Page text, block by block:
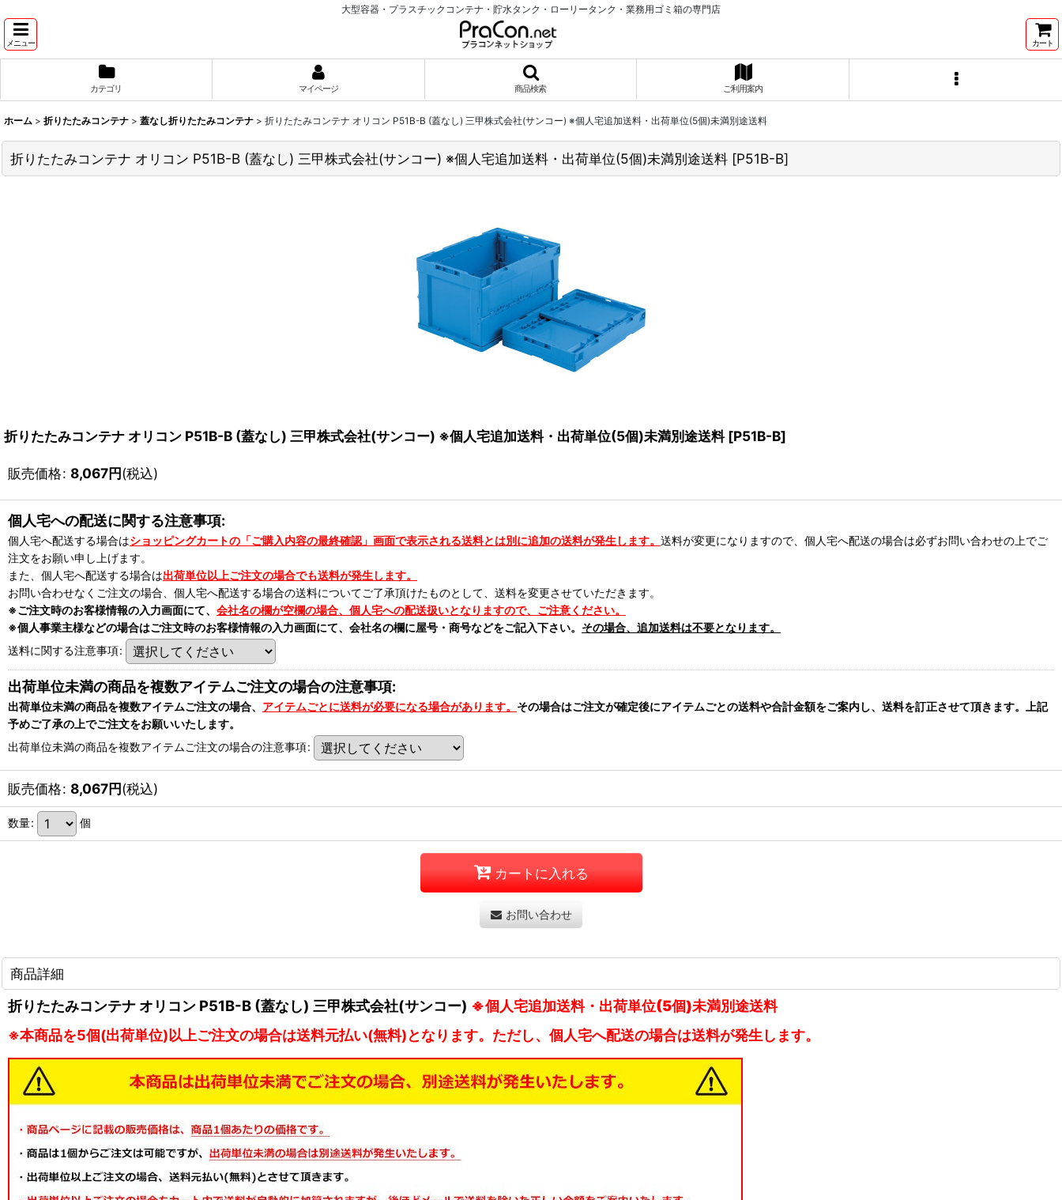
大型容器・プラスチックコンテナ・貯水タンク・ローリータンク・業務用ゴミ箱の専門店
メニュー カート
カテゴリ マイページ 商品検索 ご利用案内
ホーム > 折りたたみコンテナ > 蓋なし折りたたみコンテナ > 折りたたみコンテナ オリコン P51B-B (蓋なし) 三甲株式会社(サンコー) ※個人宅追加送料・出荷単位(5個)未満別途送料
折りたたみコンテナ オリコン P51B-B (蓋なし) 三甲株式会社(サンコー) ※個人宅追加送料・出荷単位(5個)未満別途送料 [P51B-B]
折りたたみコンテナ オリコン P51B-B (蓋なし) 三甲株式会社(サンコー) ※個人宅追加送料・出荷単位(5個)未満別途送料 [P51B-B]
販売価格: 8,067円(税込)
個人宅への配送に関する注意事項:
個人宅へ配送する場合はショッピングカートの「ご購入内容の最終確認」画面で表示される送料とは別に追加の送料が発生します。 送料が変更になりますので、個人宅へ配送の場合は必ずお問い合わせの上でご
注文をお願い申し上げます。
また、個人宅へ配送する場合は出荷単位以上ご注文の場合でも送料が発生します。
お問い合わせなくご注文の場合、個人宅へ配送する場合の送料についてご了承頂けたものとして、送料を変更させていただきます。
※ご注文時のお客様情報の入力画面にて、 会社名の欄が空欄の場合、個人宅への配送扱いとなりますので、ご注意ください。
※個人事業主様などの場合はご注文時のお客様情報の入力画面にて、会社名の欄に屋号・商号などをご記入下さい。 その場合、追加送料は不要となります。
送料に関する注意事項:
出荷単位未満の商品を複数アイテムご注文の場合の注意事項:
出荷単位未満の商品を複数アイテムご注文の場合、 アイテムごとに送料が必要になる場合があります。 その場合はご注文が確定後にアイテムごとの送料や合計金額をご案内し、送料を訂正させて頂きます。上記
予めご了承の上でご注文をお願いいたします。
出荷単位未満の商品を複数アイテムご注文の場合の注意事項:
販売価格: 8,067円(税込)
数量: 個
カートに入れる
お問い合わせ
商品詳細
折りたたみコンテナ オリコン P51B-B (蓋なし) 三甲株式会社(サンコー) ※個人宅追加送料・出荷単位(5個)未満別途送料
※本商品を5個(出荷単位)以上ご注文の場合は送料元払い(無料)となります。ただし、個人宅へ配送の場合は送料が発生します。